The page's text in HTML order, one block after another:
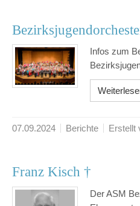
Infos zum
07.09.2024 Berichte Erstellt
Franz Kisch †
Der ASM